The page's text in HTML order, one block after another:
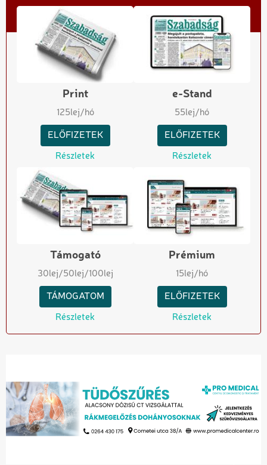
Print
125lej/hó
ELŐFIZETEK
Részletek
e-Stand
55lej/hó
ELŐFIZETEK
Részletek
Támogató
30lej/50lej/100lej
TÁMOGATOM
Részletek
Prémium
15lej/hó
ELŐFIZETEK
Részletek